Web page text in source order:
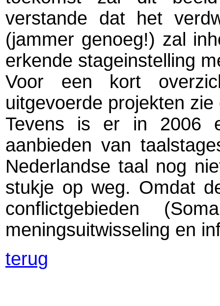
verstande dat het
(jammer genoeg!) zal
erkende stageinstelling
Voor een kort
uitgevoerde projekten
Tevens is er in 2006
aanbieden van
Nederlandse taal nog
stukje op weg. Omdat
conflictgebieden
meningsuitwisseling en
terug